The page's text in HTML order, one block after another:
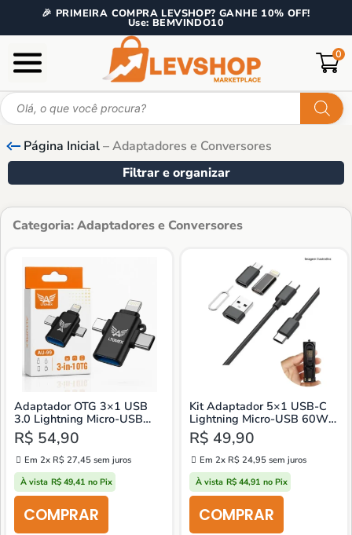
🎉 PRIMEIRA COMPRA LEVSHOP? GANHE 10% OFF!
Use: BEMVINDO10
0
Página Inicial–Adaptadores e Conversores
Filtrar e organizar
Categoria: Adaptadores e Conversores
Adaptador OTG 3×1 USB
3.0 Lightning Micro-USB
USB-C
R$ 54,90
Em 2x R$ 27,45 sem juros
À vista R$ 49,41 no Pix
Kit Adaptador 5×1 USB-C
Lightning Micro-USB 60W
com Case
R$ 49,90
Em 2x R$ 24,95 sem juros
À vista R$ 44,91 no Pix